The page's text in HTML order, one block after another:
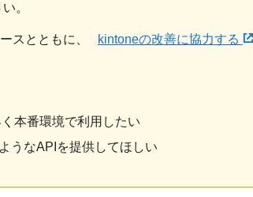
。
スとともに、 kintoneの改善に協力する
本番環境で利用したい
うなAPIを提供してほしい